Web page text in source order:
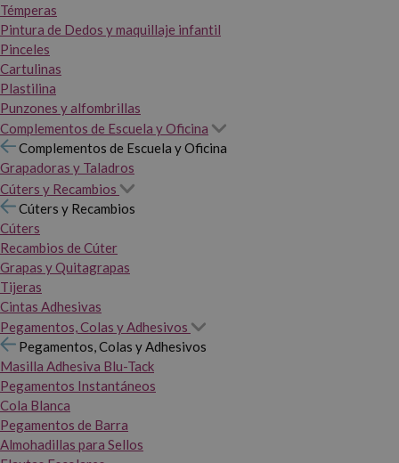
Témperas
Pintura de Dedos y maquillaje infantil
Pinceles
Cartulinas
Plastilina
Punzones y alfombrillas
Complementos de Escuela y Oficina
Complementos de Escuela y Oficina
Grapadoras y Taladros
Cúters y Recambios
Cúters y Recambios
Cúters
Recambios de Cúter
Grapas y Quitagrapas
Tijeras
Cintas Adhesivas
Pegamentos, Colas y Adhesivos
Pegamentos, Colas y Adhesivos
Masilla Adhesiva Blu-Tack
Pegamentos Instantáneos
Cola Blanca
Pegamentos de Barra
Almohadillas para Sellos